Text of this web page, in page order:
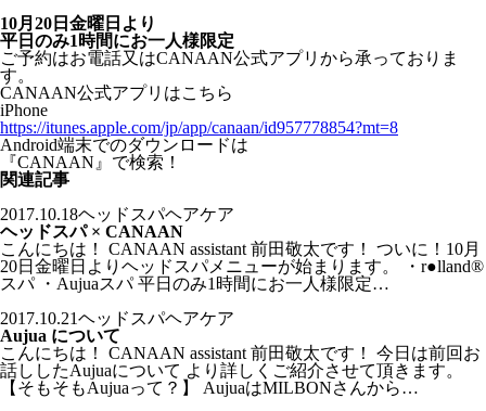
10月20日金曜日より
平日のみ1時間にお一人様限定
ご予約はお電話又はCANAAN公式アプリから承っておりま
す。
CANAAN公式アプリはこちら
iPhone
https://itunes.apple.com/jp/app/canaan/id957778854?mt=8
Android端末でのダウンロードは
『CANAAN』で検索！
関連記事
2017.10.18ヘッドスパヘアケア
ヘッドスパ × CANAAN
こんにちは！ CANAAN assistant 前田敬太です！ ついに！10月
20日金曜日よりヘッドスパメニューが始まります。 ・r●lland®︎
スパ ・Aujuaスパ 平日のみ1時間にお一人様限定…
2017.10.21ヘッドスパヘアケア
Aujua について
こんにちは！ CANAAN assistant 前田敬太です！ 今日は前回お
話ししたAujuaについて より詳しくご紹介させて頂きます。
【そもそもAujuaって？】 AujuaはMILBONさんから…